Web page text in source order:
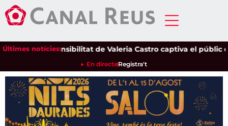
Últimes notícies:
La sensibilitat de Valeria Castro captiva el públic del
En directeRegistra't